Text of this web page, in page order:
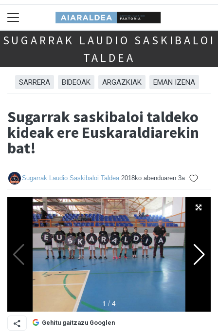
SUGARRAK LAUDIO SASKIBALOI
TALDEA
SARRERA BIDEOAK ARGAZKIAK EMAN IZENA
Sugarrak saskibaloi taldeko
kideak ere Euskaraldiarekin
bat!
Sugarrak Laudio Saskibaloi Taldea 2018ko abenduaren 3a
Gehitu gaitzazu Googlen